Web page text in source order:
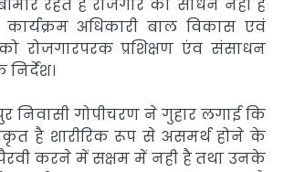
रहते हैं रोजगार का साधन नही है
अधिकारी बाल विकास एवं
रोजगारपरक प्रशिक्षण एंव संसाधन
निवासी गोपीचरण ने गुहार लगाई कि
है शारीरिक रूप से असमर्थ होने के
करने में सक्षम में नही है तथा उनके